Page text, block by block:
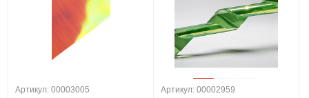
Артикул: 00003005 Артикул: 00002959